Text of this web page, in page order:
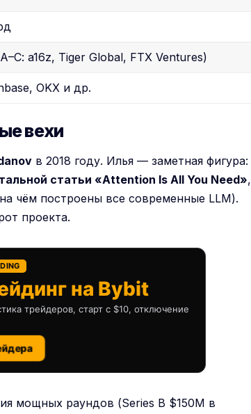
a16z, Tiger Global, FTX Ventures)
OKX и др.
вехи
в 2018 году. Илья — заметная фигура:
статьи «Attention Is All You Need»,
чём построены все современные LLM).
проекта.
на Bybit
трейдеров, старт с $10, отключение
мощных раундов (Series B $150M в